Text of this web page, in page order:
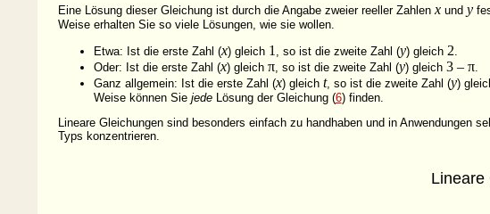
Eine Lösung dieser Gleichung ist durch die Angabe zweier reeller Zahlen xund y
Weise erhalten Sie so viele Lösungen, wie sie wollen.
Etwa: Ist die erste Zahl (x) gleich 1 , so ist die zweite Zahl (y) gleich 2
Oder: Ist die erste Zahl (x) gleich π, so ist die zweite Zahl (y) gleich 3 – π.
Ganz allgemein: Ist die erste Zahl (x) gleich t, so ist die zweite Zahl (y)
Weise können Sie jedeLösung der Gleichung (6) finden.
Lineare Gleichungen sind besonders einfach zu handhaben und in
Typs konzentrieren.
Lineare